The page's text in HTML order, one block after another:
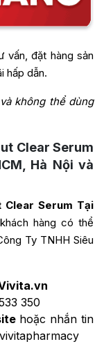
đặt hàng sản
hấp dẫn.
không thể dùng
Clear Serum
Hà Nội và
Clear Serum Tại
hàng có thể
Ty TNHH Siêu
350
hoặc nhắn tin